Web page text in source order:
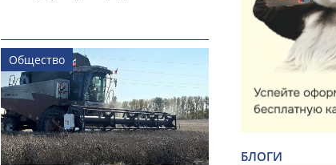
Общество
БЛОГИ